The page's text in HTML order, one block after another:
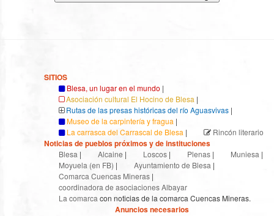
SITIOS
Blesa, un lugar en el mundo |
Asociación cultural El Hocino de Blesa |
Rutas de las presas históricas del río Aguasvivas |
Museo de la carpintería y fragua |
La carrasca del Carrascal de Blesa | Rincón literario
Noticias de pueblos próximos y de instituciones
Blesa | Alcaine | Loscos | Plenas | Muniesa |
Moyuela (en FB) | Ayuntamiento de Blesa |
Comarca Cuencas Mineras |
coordinadora de asociaciones Albayar
La comarca con noticias de la comarca Cuencas Mineras.
Anuncios necesarios